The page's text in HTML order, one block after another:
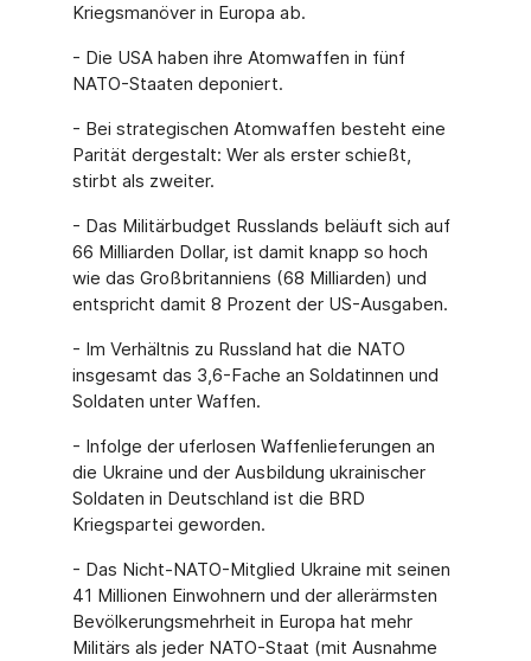
Kriegsmanöver in Europa ab.
- Die USA haben ihre Atomwaffen in fünf
NATO-Staaten deponiert.
- Bei strategischen Atomwaffen besteht eine
Parität dergestalt: Wer als erster schießt,
stirbt als zweiter.
- Das Militärbudget Russlands beläuft sich auf
66 Milliarden Dollar, ist damit knapp so hoch
wie das Großbritanniens (68 Milliarden) und
entspricht damit 8 Prozent der US-Ausgaben.
- Im Verhältnis zu Russland hat die NATO
insgesamt das 3,6-Fache an Soldatinnen und
Sol­daten unter Waffen.
- Infolge der uferlosen Waffenlieferungen an
die Ukraine und der Ausbildung ukrainischer
Soldaten in Deutschland ist die BRD
Kriegspartei geworden.
- Das Nicht-NATO-Mitglied Ukraine mit seinen
41 Millionen Einwohnern und der allerärms­ten
Bevölkerungsmehrheit in Europa hat mehr
Militärs als jeder NATO-Staat (mit Ausnah­me